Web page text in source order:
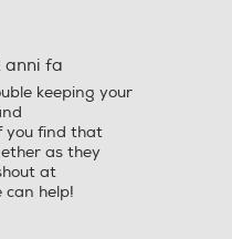
anni fa
keeping your
you find that
as they
at
can help!